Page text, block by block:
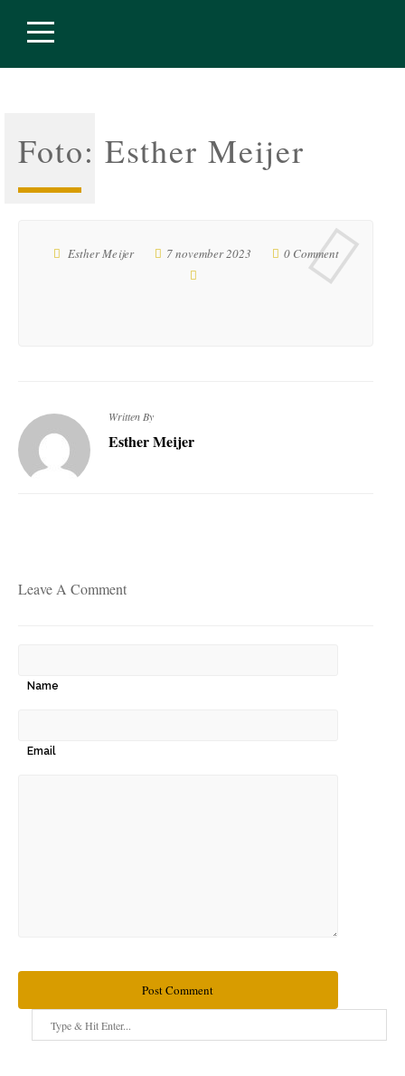
Foto: Esther Meijer
Esther Meijer 7 november 2023 0 Comment
Written By
Esther Meijer
Leave A Comment
Name
Email
Post Comment